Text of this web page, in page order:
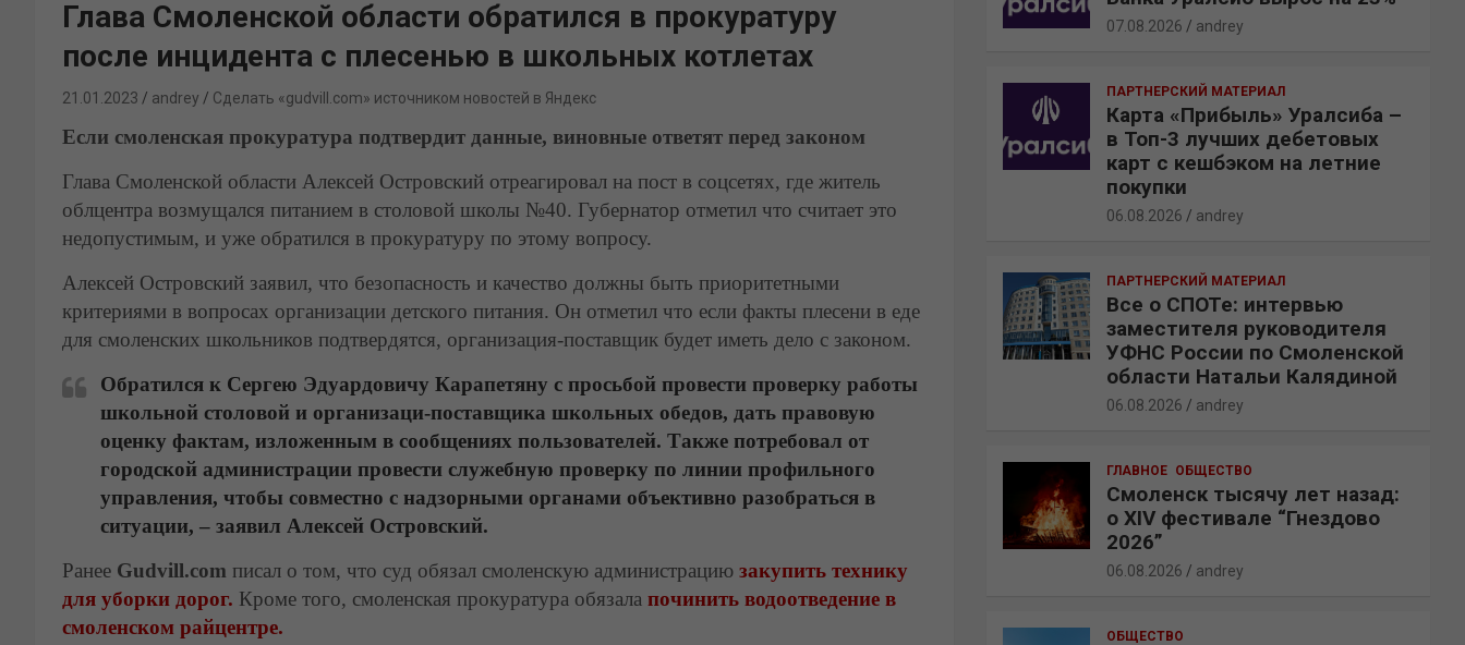
Глава Смоленской области обратился в прокуратуру
после инцидента с плесенью в школьных котлетах
21.01.2023 andrey Сделать «gudvill.com» источником новостей в Яндекс
Если смоленская прокуратура подтвердит данные, виновные ответят перед законом
Глава Смоленской области Алексей Островский отреагировал на пост в соцсетях, где житель
облцентра возмущался питанием в столовой школы №40. Губернатор отметил что считает это
недопустимым, и уже обратился в прокуратуру по этому вопросу.
Алексей Островский заявил, что безопасность и качество должны быть приоритетными
критериями в вопросах организации детского питания. Он отметил что если факты плесени в еде
для смоленских школьников подтвердятся, организация-поставщик будет иметь дело с законом.
Обратился к Сергею Эдуардовичу Карапетяну с просьбой провести проверку работы
школьной столовой и организаци-поставщика школьных обедов, дать правовую
оценку фактам, изложенным в сообщениях пользователей. Также потребовал от
городской администрации провести служебную проверку по линии профильного
управления, чтобы совместно с надзорными органами объективно разобраться в
ситуации, – заявил Алексей Островский.
Ранее Gudvill.com писал о том, что суд обязал смоленскую администрацию закупить технику
для уборки дорог. Кроме того, смоленская прокуратура обязала починить водоотведение в
смоленском райцентре.
07.08.2026 andrey
ПАРТНЕРСКИЙ МАТЕРИАЛ
Карта «Прибыль» Уралсиба –
в Топ-3 лучших дебетовых
карт с кешбэком на летние
покупки
06.08.2026 andrey
ПАРТНЕРСКИЙ МАТЕРИАЛ
Все о СПОТе: интервью
заместителя руководителя
УФНС России по Смоленской
области Натальи Калядиной
06.08.2026 andrey
ГЛАВНОЕ ОБЩЕСТВО
Смоленск тысячу лет назад:
о XIV фестивале “Гнездово
2026”
06.08.2026 andrey
ОБЩЕСТВО